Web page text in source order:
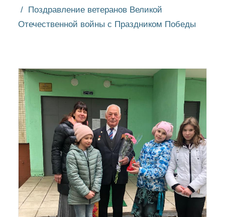
Поздравление ветеранов Великой
Отечественной войны с Праздником Победы